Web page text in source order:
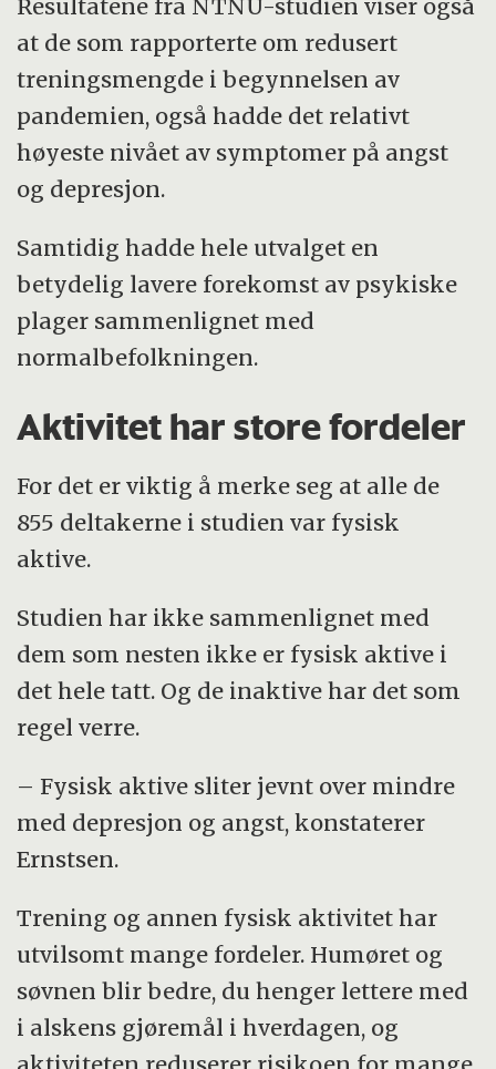
Resultatene fra NTNU-studien viser også
at de som rapporterte om redusert
treningsmengde i begynnelsen av
pandemien, også hadde det relativt
høyeste nivået av symptomer på angst
og depresjon.
Samtidig hadde hele utvalget en
betydelig lavere forekomst av psykiske
plager sammenlignet med
normalbefolkningen.
Aktivitet har store fordeler
For det er viktig å merke seg at alle de
855 deltakerne i studien var fysisk
aktive.
Studien har ikke sammenlignet med
dem som nesten ikke er fysisk aktive i
det hele tatt. Og de inaktive har det som
regel verre.
– Fysisk aktive sliter jevnt over mindre
med depresjon og angst, konstaterer
Ernstsen.
Trening og annen fysisk aktivitet har
utvilsomt mange fordeler. Humøret og
søvnen blir bedre, du henger lettere med
i alskens gjøremål i hverdagen, og